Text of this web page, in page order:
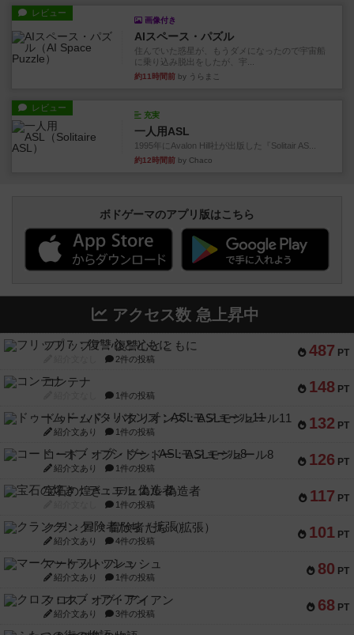
レビュー
画像付き
AIスペース・パズル
住んでいた惑星が、もうダメになったので宇宙船
に乗り込み脱出をしたが、宇...
約11時間前 by うらまこ
レビュー
充実
一人用ASL
1995年にAvalon Hill社が出版した『Solitair AS...
約12時間前 by Chaco
ボドゲーマのアプリ版はこちら
アクセス数 急上昇中
487 PT
フリップ７：復讐心とともに
2件の投稿
148 PT
コンテナ
1件の投稿
132 PT
ドゥームド・バタリオンズ：ASLモジュール11
紹介文あり 1件の投稿
126 PT
コード・オブ・ブシドー：ASLモジュール8
紹介文あり 1件の投稿
117 PT
宝石の煌き：デュエル 偽造者
1件の投稿
101 PT
クランク! ：冒険者たち（拡張）
紹介文あり 4件の投稿
80 PT
マーケットフレッシュ
紹介文あり 1件の投稿
68 PT
クロス・オブ・アイアン
紹介文あり 3件の投稿